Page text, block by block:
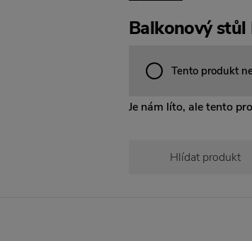
Balkonový
Tento produkt
Je nám líto, ale tento
Hlídat produkt